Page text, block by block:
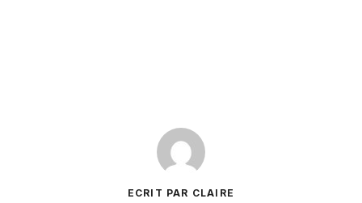
ECRIT PAR CLAIRE